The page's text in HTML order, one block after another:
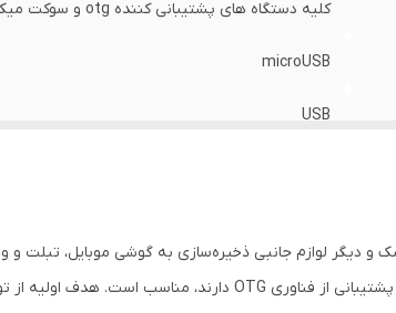
کلیه دستگاه های پشتیبانی کننده otg و سوکت میکرو یواس بی
microUSB
USB